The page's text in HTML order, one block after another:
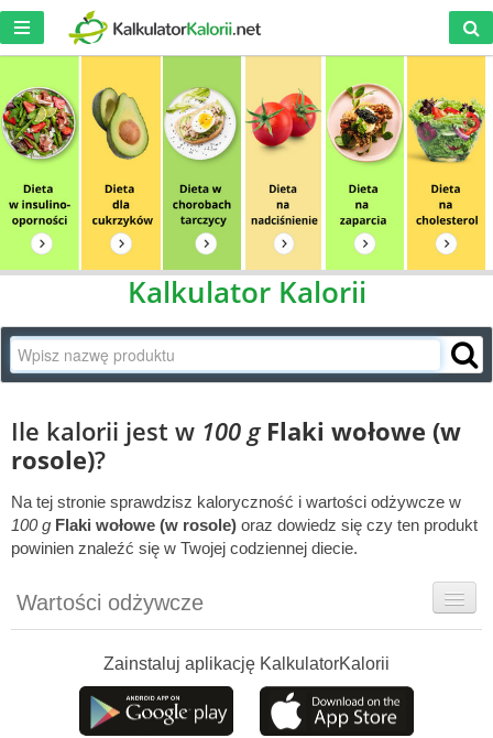
Kalkulator Kalorii
Ile kalorii jest w 100 g Flaki wołowe (w
rosole)?
Na tej stronie sprawdzisz kaloryczność i wartości odżywcze w
100 g Flaki wołowe (w rosole) oraz dowiedz się czy ten produkt
powinien znaleźć się w Twojej codziennej diecie.
Wartości odżywcze
Szczegółówe informacje
Ciekawostki
Zainstaluj aplikację KalkulatorKalorii